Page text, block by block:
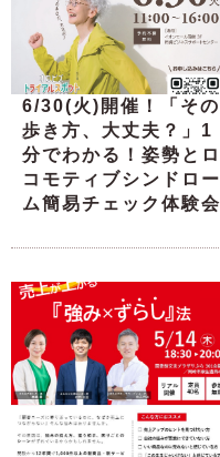
6/30(火)開催！「その
歩き方、大丈夫？」1
分でわかる！姿勢とロ
コモティブシンドロー
ム簡易チェック体験会